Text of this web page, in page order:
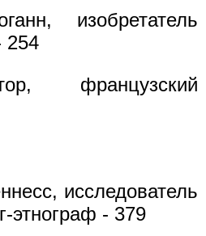
изобретатель
254
французский
исследователь
этнограф - 379